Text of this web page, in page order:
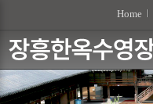
Home